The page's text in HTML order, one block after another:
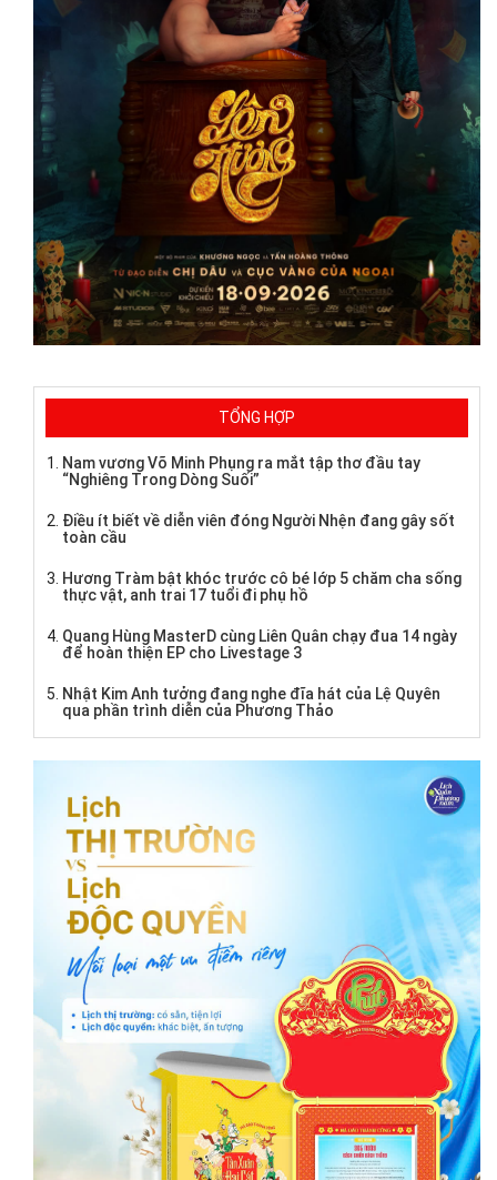
TỔNG HỢP
Nam vương Võ Minh Phụng ra mắt tập thơ đầu tay
“Nghiêng Trong Dòng Suối”
Điều ít biết về diễn viên đóng Người Nhện đang gây sốt
toàn cầu
Hương Tràm bật khóc trước cô bé lớp 5 chăm cha sống
thực vật, anh trai 17 tuổi đi phụ hồ
Quang Hùng MasterD cùng Liên Quân chạy đua 14 ngày
để hoàn thiện EP cho Livestage 3
Nhật Kim Anh tưởng đang nghe đĩa hát của Lệ Quyên
qua phần trình diễn của Phương Thảo